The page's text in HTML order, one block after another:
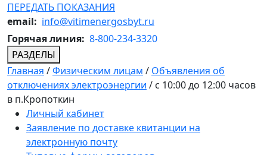
ПЕРЕДАТЬ ПОКАЗАНИЯ
email: info@vitimenergosbyt.ru
Горячая линия: 8-800-234-3320
РАЗДЕЛЫ
Главная /Физическим лицам / Объявления об
отключениях электроэнергии / с 10:00 до 12:00 часов
в п.Кропоткин
Личный кабинет
Заявление по доставке квитанции на
электронную почту